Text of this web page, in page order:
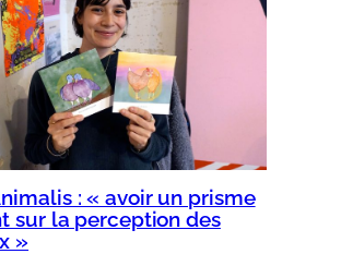
: « avoir un prisme
sur la perception des
»